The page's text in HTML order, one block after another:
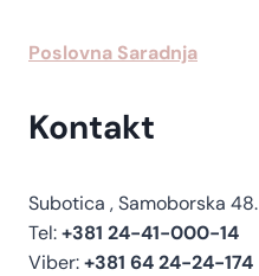
Poslovna Saradnja
Kontakt
Subotica , Samoborska 48.
Tel:+381 24-41-000-14
Viber:+381 64 24-24-174